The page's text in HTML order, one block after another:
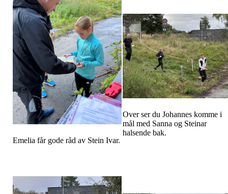
Emelia får gode råd av Stein Ivar.
Over ser du Johannes komme i
mål med Sanna og Steinar
halsende bak.